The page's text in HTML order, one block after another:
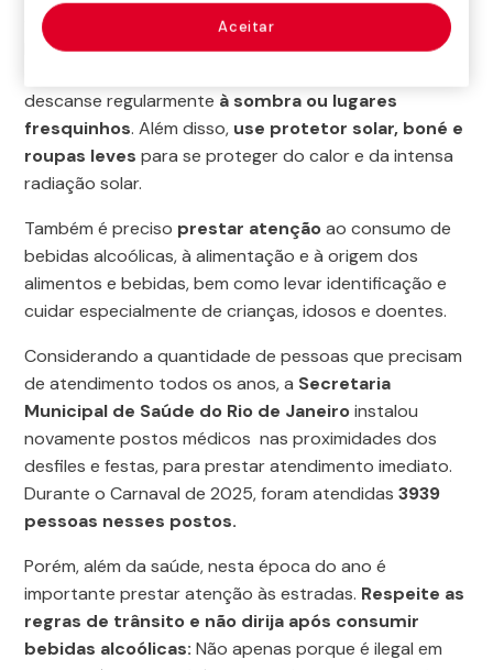
atividade física prolongada ao ar livre, podem
provocar tontura, cansaço ou insolação. Para reduzir
descanse regularmente à sombra ou lugares
fresquinhos. Além disso, use protetor solar, boné e
roupas leves para se proteger do calor e da intensa
radiação solar.
Também é preciso prestar atençãoao consumo de
bebidas alcoólicas, à alimentação e à origem dos
alimentos e bebidas, bem como levar identificação e
cuidar especialmente de crianças, idosos e doentes.
Considerando a quantidade de pessoas que precisam
de atendimento todos os anos, a Secretaria
Municipal de Saúde do Rio de Janeiroinstalou
novamente postos médicos nas proximidades dos
desfiles e festas, para prestar atendimento imediato.
Durante o Carnaval de 2025, foram atendidas3939
pessoas nesses postos.
Porém, além da saúde, nesta época do ano é
importante prestar atenção às estradas. Respeite as
regras de trânsito e não dirija após consumir
bebidas alcoólicas: Não apenas porque é ilegal em
Aceitar